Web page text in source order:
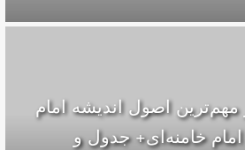
اصول اندیشه امام
خامنه‌ای+ جدول و